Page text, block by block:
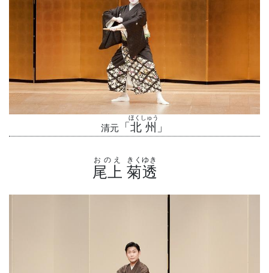
清元 「 北州
ほくしゅう
」
尾上
おのえ
菊透
きくゆき